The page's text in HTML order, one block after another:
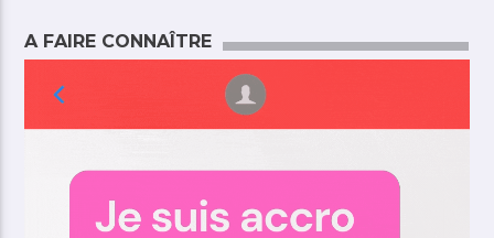
A FAIRE CONNAÎTRE